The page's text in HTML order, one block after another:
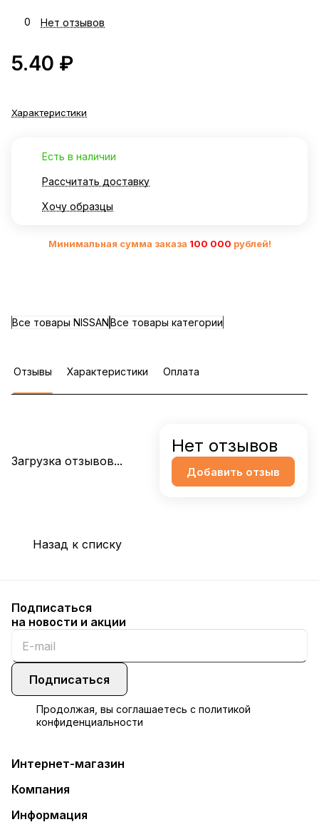
0 Нет отзывов
5.40 ₽
Характеристики
Есть в наличии
Рассчитать доставку
Хочу образцы
Минимальная сумма заказа 100 000 рублей!
Все товары NISSANВсе товары категории
Отзывы Характеристики Оплата
Загрузка отзывов...
Нет отзывов
Добавить отзыв
Назад к списку
Подписаться
на новости и акции
Подписаться
Продолжая, вы соглашаетесь с политикой
конфиденциальности
Интернет-магазин
Компания
Информация